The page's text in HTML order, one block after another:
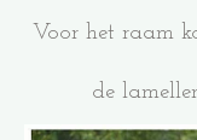
Voor het raam
de